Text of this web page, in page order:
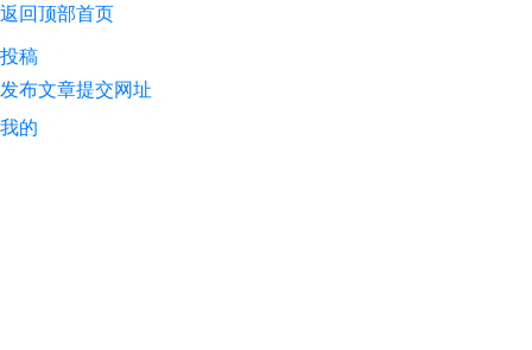
返回顶部首页
投稿
发布文章提交网址
我的